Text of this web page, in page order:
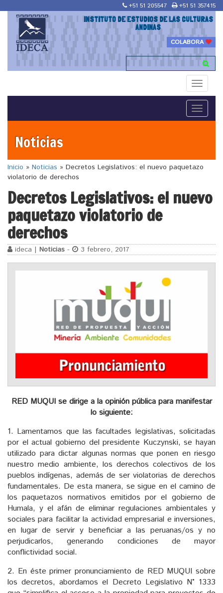
+51 51 205547 +51 51 357415
INSTITUTO DE ESTUDIOS DE LAS CULTURAS
ANDINAS
COLABORA
Toggle
Toggle
Noticias
Inicio » Noticias » Decretos Legislativos: el nuevo paquetazo
violatorio de derechos
Decretos Legislativos: el nuevo
paquetazo violatorio de
derechos
ideca | Noticias - 3 febrero, 2017
RED MUQUI se dirige a la opinión pública para manifestar
lo siguiente:
1. Lamentamos que las facultades legislativas, solicitadas
por el actual gobierno del presidente Kuczynski, se hayan
utilizado para dictar algunas normas que ponen en riesgo
nuestro medio ambiente, los derechos colectivos de los
pueblos indígenas, además de ser violatorias de derechos
fundamentales. De esta manera, se sigue en el camino de
los paquetazos normativos emitidos por el gobierno de
Humala, y el afán de eliminar regulaciones ambientales y
sociales para facilitar la actividad empresarial e inversiones,
en lugar de servir y beneficiar a las peruanas/os y no
perjudicarlos, generando condiciones de mayor
conflictividad social.
2. En éste primer pronunciamiento de RED MUQUI sobre
los decretos, abordamos el Decreto Legislativo N° 1333